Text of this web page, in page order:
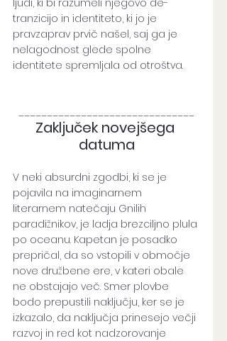
ljudi, ki bi razumeli njegovo de-
tranzicijo in identiteto, ki jo je
pravzaprav prvič našel, saj ga je
nelagodnost glede spolne
identitete spremljala od otroštva.
_______________________________
Zaključek novejšega
datuma
V neki absurdni zgodbi, ki se je
pojavila na imaginarnem
literarnem natečaju Gnilih
paradižnikov, je ladja brezciljno plula
po oceanu. Kapetan je posadko
prepričal, da so vstopili v območje
nove družbene ere, v kateri obale
ne obstajajo več. Smer plovbe
bodo prepustili naključju, ker se je
izkazalo, da naključja prinesejo večji
razvoj in red kot nadzorovanje